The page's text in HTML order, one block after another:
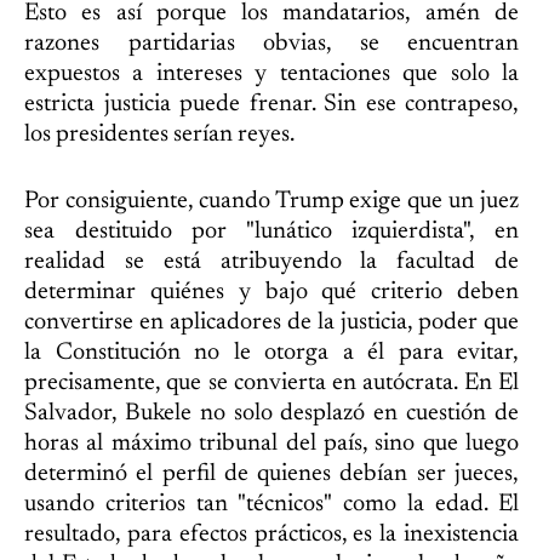
Esto es así porque los mandatarios, amén de
razones partidarias obvias, se encuentran
expuestos a intereses y tentaciones que solo la
estricta justicia puede frenar. Sin ese contrapeso,
los presidentes serían reyes.
Por consiguiente, cuando Trump exige que un juez
sea destituido por "lunático izquierdista", en
realidad se está atribuyendo la facultad de
determinar quiénes y bajo qué criterio deben
convertirse en aplicadores de la justicia, poder que
la Constitución no le otorga a él para evitar,
precisamente, que se convierta en autócrata. En El
Salvador, Bukele no solo desplazó en cuestión de
horas al máximo tribunal del país, sino que luego
determinó el perfil de quienes debían ser jueces,
usando criterios tan "técnicos" como la edad. El
resultado, para efectos prácticos, es la inexistencia